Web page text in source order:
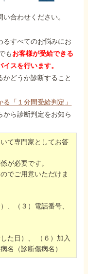
合わせください。
るすべてのお悩みにお
もお客様が受給できる
スを行います。
どうか診断すること
「１分間受給判定」
から診断判定をお知ら
て専門家としてお答
が必要です。
でご用意いただけま
、（３）電話番号、
た日）、 （６）加入
名（診断傷病名）